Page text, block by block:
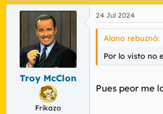
a
c
c
e
:
Troy McClon
Frikazo
24 Jul 2024
Alano rebuznó:
Por lo visto no
Pues peor me